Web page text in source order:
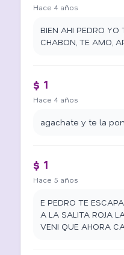
Hace 4 años
BIEN AHI PEDRO
CHABON, TE AMO,
$ 1
Hace 4 años
agachate y te la
$ 1
Hace 5 años
E PEDRO TE
A LA SALITA ROJA
VENI QUE AHORA